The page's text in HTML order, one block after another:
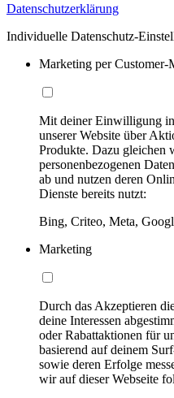
Datenschutzerklärung
Individuelle Datenschutz-
Marketing per Customer-
Mit deiner Einwilligung
unserer Website über
Produkte. Dazu gleichen
personenbezogenen
ab und nutzen deren
Dienste bereits nutzt:
Bing, Criteo, Meta,
Marketing
Durch das Akzeptieren
deine Interessen
oder Rabattaktionen für
basierend auf deinem
sowie deren Erfolge
wir auf dieser Webseite